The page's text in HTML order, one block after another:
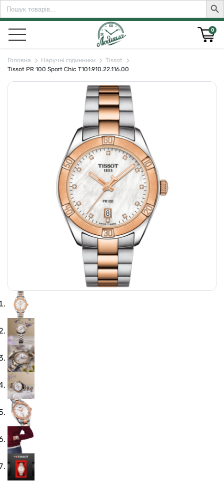
Search
for:
0
Головна Наручні годинники
Tissot
Tissot PR 100 Sport Chic T101.910.22.116.00